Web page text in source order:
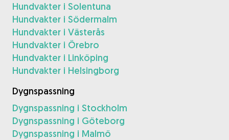
Hundvakter i Solentuna
Hundvakter i Södermalm
Hundvakter i Västerås
Hundvakter i Örebro
Hundvakter i Linköping
Hundvakter i Helsingborg
Dygnspassning
Dygnspassning i Stockholm
Dygnspassning i Göteborg
Dygnspassning i Malmö